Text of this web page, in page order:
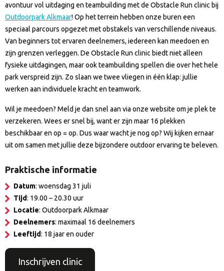
avontuur vol uitdaging en teambuilding met de Obstacle Run clinic bij
Outdoorpark Alkmaar! Op het terrein hebben onze buren een
speciaal parcours opgezet met obstakels van verschillende niveaus.
Van beginners tot ervaren deelnemers, iedereen kan meedoen en
zijn grenzen verleggen. De Obstacle Run clinic biedt niet alleen
fysieke uitdagingen, maar ook teambuilding spellen die over het hele
park verspreid zijn. Zo slaan we twee vliegen in één klap: jullie
werken aan individuele kracht en teamwork.
Wil je meedoen? Meld je dan snel aan via onze website om je plek te
verzekeren. Wees er snel bij, want er zijn maar 16 plekken
beschikbaar en op = op. Dus waar wacht je nog op? Wij kijken ernaar
uit om samen met jullie deze bijzondere outdoor ervaring te beleven.
Praktische informatie
Datum: woensdag 31 juli
Tijd: 19.00 – 20.30 uur
Locatie: Outdoorpark Alkmaar
Deelnemers: maximaal 16 deelnemers
Leeftijd: 18 jaar en ouder
Inschrijven clinic